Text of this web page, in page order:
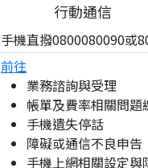
行動通信
手機直撥0800080090或
前往
業務諮詢與受理
帳單及費率相關問題
手機遺失停話
障礙或通信不良申告
手機上網相關設定與